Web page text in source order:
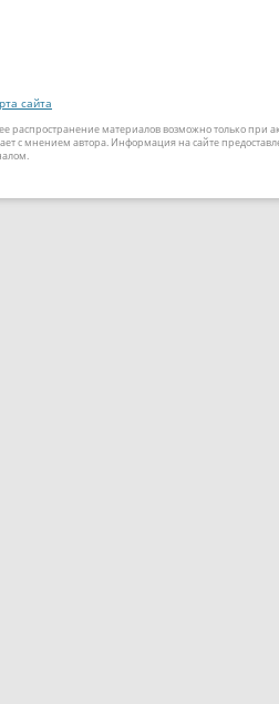
сайта
распространение материалов возможно только
с мнением автора. Информация на сайте